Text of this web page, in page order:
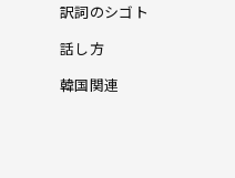
訳詞のシゴト
話し方
韓国関連